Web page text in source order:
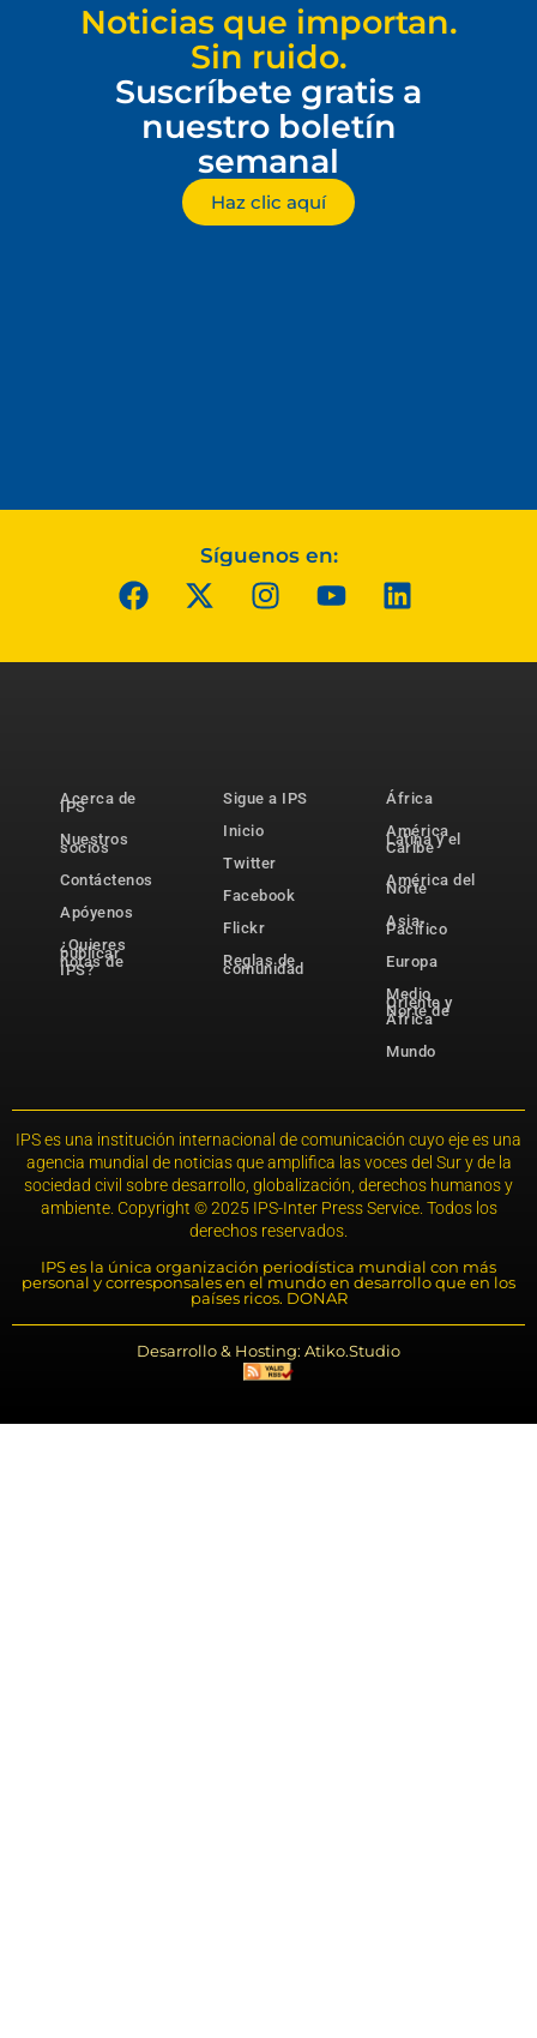
Noticias que importan.
Sin ruido.
Suscríbete gratis a
nuestro boletín
semanal
Haz clic aquí
Síguenos en:
Acerca de
IPS
Nuestros
socios
Contáctenos
Apóyenos
¿Quieres
publicar
notas de
IPS?
Sigue a IPS
Inicio
Twitter
Facebook
Flickr
Reglas de
comunidad
África
América
Latina y el
Caribe
América del
Norte
Asia-
Pacífico
Europa
Medio
Oriente y
Norte de
África
Mundo
IPS es una institución internacional de comunicación cuyo eje es una
agencia mundial de noticias que amplifica las voces del Sur y de la
sociedad civil sobre desarrollo, globalización, derechos humanos y
ambiente. Copyright © 2025 IPS-Inter Press Service. Todos los
derechos reservados.
IPS es la única organización periodística mundial con más
personal y corresponsales en el mundo en desarrollo que en los
países ricos. DONAR
Desarrollo & Hosting: Atiko.Studio